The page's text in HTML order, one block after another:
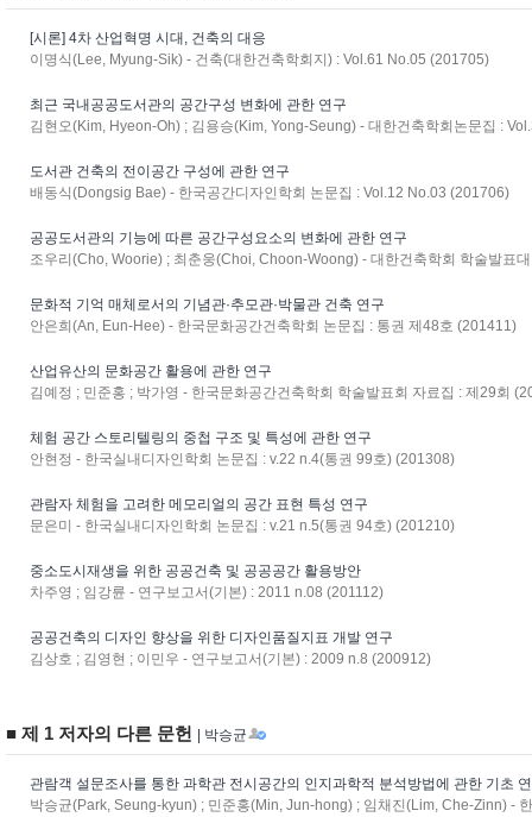
[시론] 4차 산업혁명 시대, 건축의 대응
이명식(Lee, Myung-Sik) - 건축(대한건축학회지) : Vol.61 No.05 (201705)
최근 국내공공도서관의 공간구성 변화에 관한 연구
김현오(Kim, Hyeon-Oh) ; 김용승(Kim, Yong-Seung) - 대한건축학회논문집 :
도서관 건축의 전이공간 구성에 관한 연구
배동식(Dongsig Bae) - 한국공간디자인학회 논문집 : Vol.12 No.03 (201706)
공공도서관의 기능에 따른 공간구성요소의 변화에 관한 연구
조우리(Cho, Woorie) ; 최춘웅(Choi, Choon-Woong) - 대한건축학회 학술발표
문화적 기억 매체로서의 기념관·추모관·박물관 건축 연구
안은희(An, Eun-Hee) - 한국문화공간건축학회 논문집 : 통권 제48호 (201411)
산업유산의 문화공간 활용에 관한 연구
김예정 ; 민준홍 ; 박가영 - 한국문화공간건축학회 학술발표회 자료집 : 제29회
체험 공간 스토리텔링의 중첩 구조 및 특성에 관한 연구
안현정 - 한국실내디자인학회 논문집 : v.22 n.4(통권 99호) (201308)
관람자 체험을 고려한 메모리얼의 공간 표현 특성 연구
문은미 - 한국실내디자인학회 논문집 : v.21 n.5(통권 94호) (201210)
중소도시재생을 위한 공공건축 및 공공공간 활용방안
차주영 ; 임강륜 - 연구보고서(기본) : 2011 n.08 (201112)
공공건축의 디자인 향상을 위한 디자인품질지표 개발 연구
김상호 ; 김영현 ; 이민우 - 연구보고서(기본) : 2009 n.8 (200912)
■ 제 1 저자의 다른 문헌 | 박승균
관람객 설문조사를 통한 과학관 전시공간의 인지과학적 분석방법에 관한 기초
박승균(Park, Seung-kyun) ; 민준홍(Min, Jun-hong) ; 임채진(Lim, Che-Zinn) -